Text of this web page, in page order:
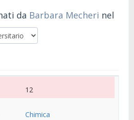
da Barbara Mecheri
12
Chimica